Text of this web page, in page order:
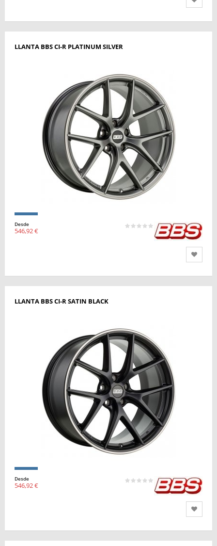
LLANTA BBS CI-R PLATINUM SILVER
Desde
546,92 €
LLANTA BBS CI-R SATIN BLACK
Desde
546,92 €